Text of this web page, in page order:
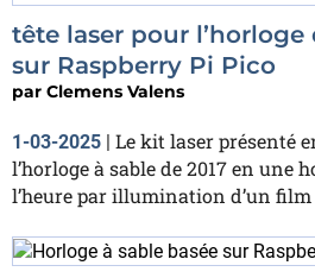
tête laser pour l’horloge
sur Raspberry Pi Pico
par Clemens Valens
1-03-2025 | Le kit laser présenté
l’horloge à sable de 2017 en une
l’heure par illumination d’un